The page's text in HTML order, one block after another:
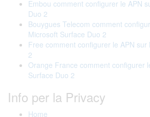
Embou comment configurer le APN
Duo 2
Bouygues Telecom comment
Microsoft Surface Duo 2
Free comment configurer le APN
2
Orange France comment configurer
Surface Duo 2
Info per la Privacy
Home